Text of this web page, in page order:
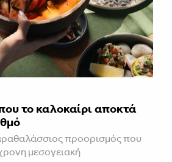
το καλοκαίρι αποκτά
προορισμός που
μεσογειακή